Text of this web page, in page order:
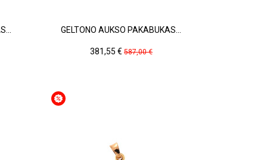
GELTONO AUKSO PAKABUKAS...
Kaina
381,55 € Pradinė
587,00 €